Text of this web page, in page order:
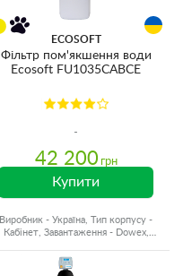
ECOSOFT
Фільтр пом'якшення води
Ecosoft FU1035CABCE
42 200 грн
Купити
Виробник - Україна, Тип корпусу -
Кабінет, Завантаження - Dowex,